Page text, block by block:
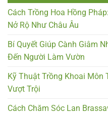
Cách Trồng Hoa Hồng
Nở Rộ Như Châu Âu
Bí Quyết Giúp Cành Giâm
Đến Người Làm Vườn
Kỹ Thuật Trồng Khoai Môn
Vượt Trội
Cách Chăm Sóc Lan